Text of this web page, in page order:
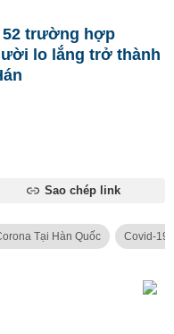
52 trường hợp
lo lắng trở thành
Sao chép link
Tại Hàn Quốc Covid-19